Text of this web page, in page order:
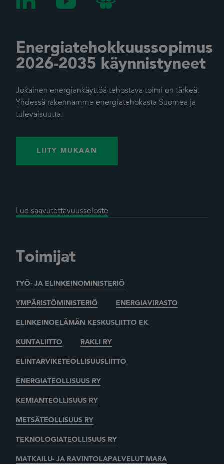
Energiatehokkuussopimus
2026-2035 käynnistyneet
Jokainen energiankäyttöä tehostava toimi on tärkeä.
Yhdessä rakennamme energiatehokasta Suomea ja
tulevaisuutta.
LIITY MUKAAN
Lue saavutettavuusseloste
Toimijat
TYÖ- JA ELINKEINOMINISTERIÖ
YMPÄRISTÖMINISTERIÖ ENERGIAVIRASTO
ELINKEINOELÄMÄN KESKUSLIITTO EK
KUNTALIITTO RAKLI RY
ELINTARVIKETEOLLISUUSLIITTO
ENERGIATEOLLISUUS RY
KEMIANTEOLLISUUS RY
METSÄTEOLLISUUS RY
TEKNOLOGIATEOLLISUUS RY
MATKAILU- JA RAVINTOLAPALVELUT MARA